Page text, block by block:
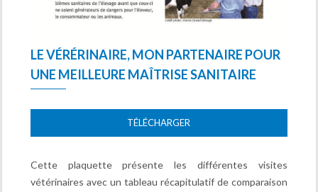
LE VÉRÉRINAIRE, MON PARTENAIRE POUR
UNE MEILLEURE MAÎTRISE SANITAIRE
TÉLÉCHARGER
Cette plaquette présente les différentes visites
vétérinaires avec un tableau récapitulatif de comparaison